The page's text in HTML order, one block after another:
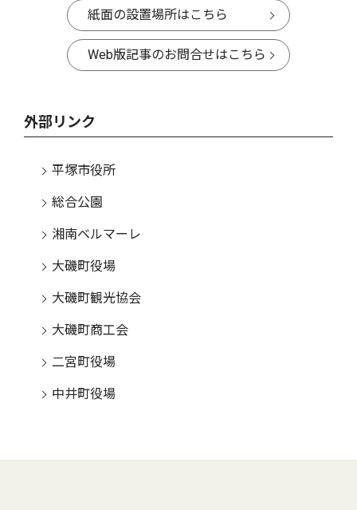
紙面の設置場所はこちら
Web版記事のお問合せはこちら
外部リンク
平塚市役所
総合公園
湘南ベルマーレ
大磯町役場
大磯町観光協会
大磯町商工会
二宮町役場
中井町役場